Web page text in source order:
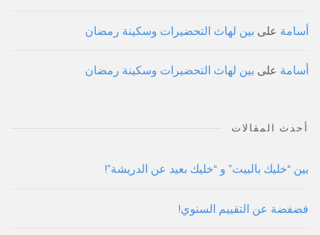
أسامة على بين لهاث التحضيرات وسكينة رمضان
أسامة على بين لهاث التحضيرات وسكينة رمضان
أحدث المقالات
بين “خليك بالبيت” و “خليك بعيد عن الدريشة”!
فضفضة عن التقييم السنوي!